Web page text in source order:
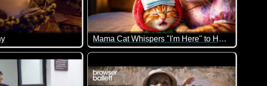
zu herzig und passt für Ostern einfach perfekt.
Mama Cat Whispers "I'm Here" to Her Shivering Little Kitten
Wenn das kein herziges KI-Video ist. Einfach